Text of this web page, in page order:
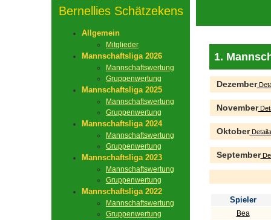
Bernellies Schätzekens
Allgemein
Mitglieder
Mannschaftsliga 2026
Mannschaftswertung
Gruppenwertung
Mannschaftsliga 2025
Mannschaftswertung
Gruppenwertung
Mannschaftsliga 2024
Mannschaftswertung
Gruppenwertung
Mannschaftsliga 2023
Mannschaftswertung
Gruppenwertung
Mannschaftsliga 2022
Mannschaftswertung
Gruppenwertung
1.
Dezember
November
Oktober
September
Spieler
Bea